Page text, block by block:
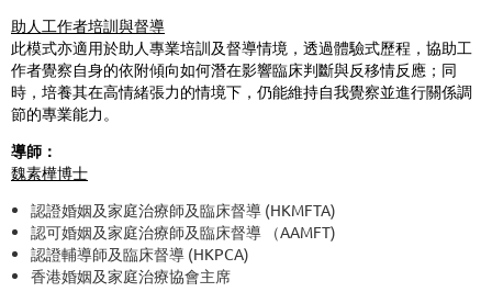
助人工作者培訓與督導
此模式亦適用於助人專業培訓及督導情境，透過體驗式歷程，協助工
作者覺察自身的依附傾向如何潛在影響臨床判斷與反移情反應；同
時，培養其在高情緒張力的情境下，仍能維持自我覺察並進行關係調
節的專業能力。
導師：
魏素樺博士
認證婚姻及家庭治療師及臨床督導 (HKMFTA)
認可婚姻及家庭治療師及臨床督導 （AAMFT)
認證輔導師及臨床督導 (HKPCA)
香港婚姻及家庭治療協會主席